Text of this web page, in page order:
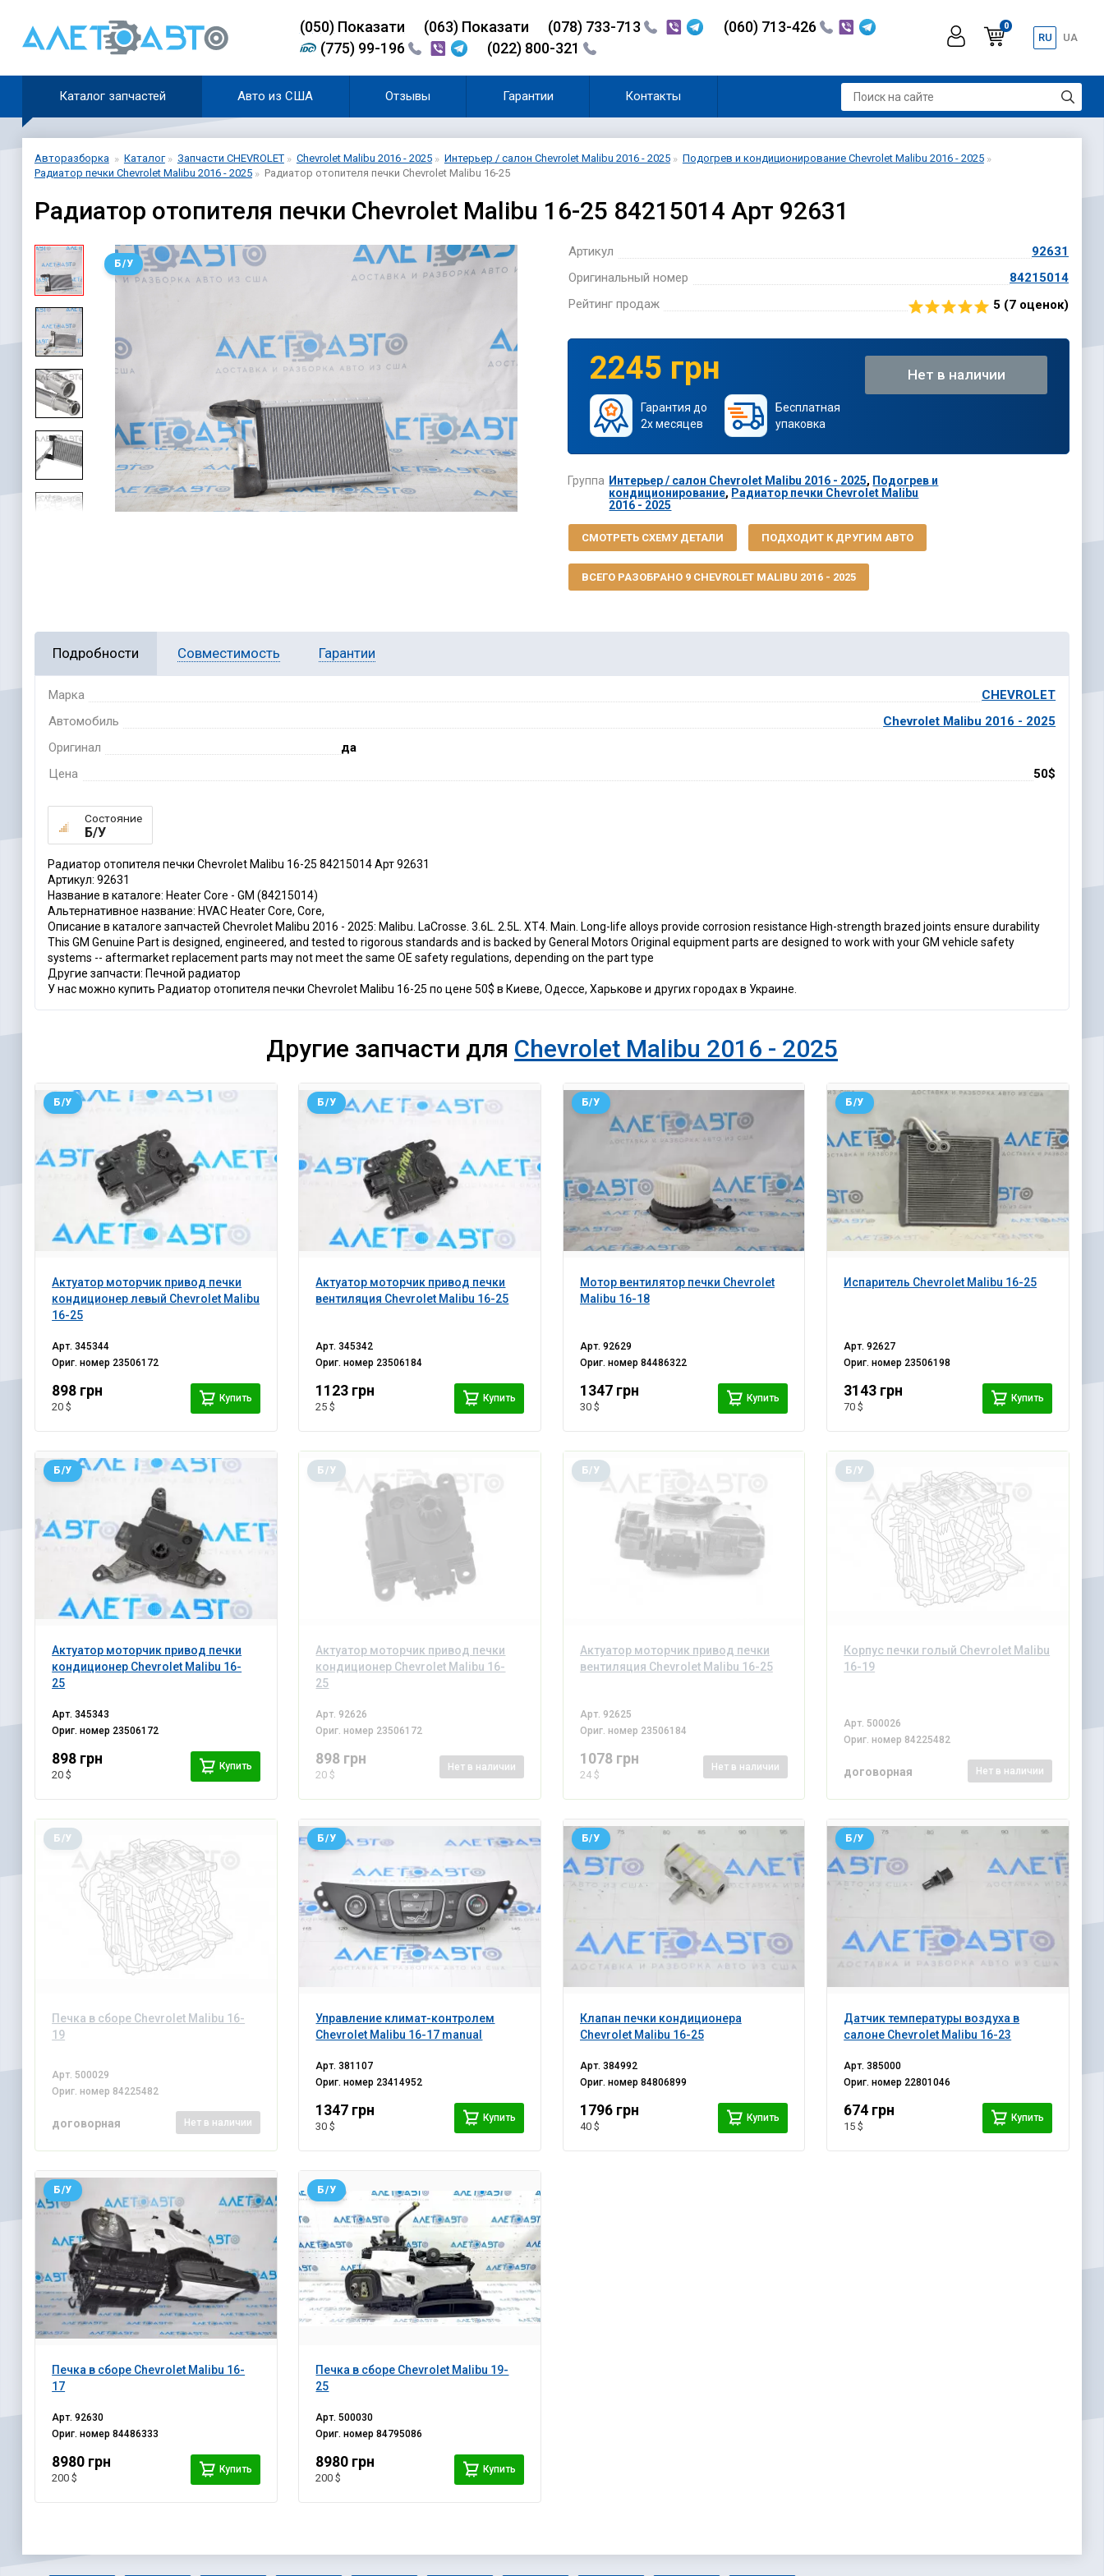
(050)Показати (063) Показати (078) 733-713
(060) 713-426
(775) 99-196
(022) 800-321
0
RU UA
Каталог запчастей Авто из США Отзывы Гарантии Контакты
Авторазборка Каталог Запчасти CHEVROLET Chevrolet Malibu 2016 - 2025 Интерьер / салон Chevrolet Malibu 2016 - 2025
Подогрев и кондиционирование Chevrolet Malibu 2016 - 2025
Радиатор печки Chevrolet Malibu 2016 - 2025
Радиатор отопителя печки Chevrolet Malibu 16-25
Радиатор отопителя печки Chevrolet Malibu 16-25 84215014 Арт 92631
Б/У
Артикул
92631
Оригинальный номер
84215014
Рейтинг продаж
5 (7 оценок)
2245 грн
Гарантия до
2х месяцев
Бесплатная
упаковка
Нет в наличии
Группа Интерьер / салон Chevrolet Malibu 2016 - 2025, Подогрев и
кондиционирование, Радиатор печки Chevrolet Malibu
2016 - 2025
СМОТРЕТЬ СХЕМУ ДЕТАЛИ ПОДХОДИТ К ДРУГИМ АВТО
ВСЕГО РАЗОБРАНО 9 CHEVROLET MALIBU 2016 - 2025
Подробности Совместимость Гарантии
Марка
CHEVROLET
Автомобиль
Chevrolet Malibu 2016 - 2025
Оригинал
да
Цена
50$
Состояние
Б/У
Радиатор отопителя печки Chevrolet Malibu 16-25 84215014 Арт 92631
Артикул: 92631
Название в каталоге: Heater Core - GM (84215014)
Альтернативное название: HVAC Heater Core, Core,
Описание в каталоге запчастей Chevrolet Malibu 2016 - 2025: Malibu. LaCrosse. 3.6L. 2.5L. XT4. Main. Long-life alloys provide corrosion resistance High-strength brazed joints ensure durability
This GM Genuine Part is designed, engineered, and tested to rigorous standards and is backed by General Motors Original equipment parts are designed to work with your GM vehicle safety
systems -- aftermarket replacement parts may not meet the same OE safety regulations, depending on the part type
Другие запчасти: Печной радиатор
У нас можно купить Радиатор отопителя печки Chevrolet Malibu 16-25 по цене 50$ в Киеве, Одессе, Харькове и других городах в Украине.
Другие запчасти для Chevrolet Malibu 2016 - 2025
Актуатор моторчик привод печки
кондиционер левый Chevrolet Malibu
16-25
Б/У
Арт.345344
Ориг. номер 23506172
898 грн
20 $
Купить
Актуатор моторчик привод печки
вентиляция Chevrolet Malibu 16-25
Б/У
Арт.345342
Ориг. номер 23506184
1123 грн
25 $
Купить
Мотор вентилятор печки Chevrolet
Malibu 16-18
Б/У
Арт. 92629
Ориг. номер 84486322
1347 грн
30 $
Купить
Испаритель Chevrolet Malibu 16-25
Б/У
Арт.92627
Ориг. номер 23506198
3143 грн
70 $
Купить
Актуатор моторчик привод печки
кондиционер Chevrolet Malibu 16-
25
Б/У
Арт.345343
Ориг. номер 23506172
898 грн
20 $
Купить
Актуатор моторчик привод печки
кондиционер Chevrolet Malibu 16-
25
Б/У
Арт. 92626
Ориг. номер 23506172
898 грн
20 $
Нет в наличии
Актуатор моторчик привод печки
вентиляция Chevrolet Malibu 16-25
Б/У
Арт. 92625
Ориг. номер 23506184
1078 грн
24 $
Нет в наличии
Корпус печки голый Chevrolet Malibu
16-19
Б/У
Арт. 500026
Ориг. номер 84225482
договорная Нет в наличии
Печка в сборе Chevrolet Malibu 16-
19
Б/У
Арт. 500029
Ориг. номер 84225482
договорная Нет в наличии
Управление климат-контролем
Chevrolet Malibu 16-17 manual
Б/У
Арт.381107
Ориг. номер 23414952
1347 грн
30 $
Купить
Клапан печки кондиционера
Chevrolet Malibu 16-25
Б/У
Арт. 384992
Ориг. номер 84806899
1796 грн
40 $
Купить
Датчик температуры воздуха в
салоне Chevrolet Malibu 16-23
Б/У
Арт.385000
Ориг. номер 22801046
674 грн
15 $
Купить
Печка в сборе Chevrolet Malibu 16-
17
Б/У
Арт.92630
Ориг. номер84486333
8980 грн
200 $
Купить
Печка в сборе Chevrolet Malibu 19-
25
Б/У
Арт.500030
Ориг. номер84795086
8980 грн
200 $
Купить